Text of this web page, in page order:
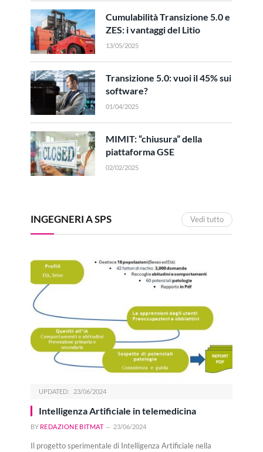
Cumulabilità Transizione 5.0 e
ZES: i vantaggi del Litio
13/05/2025
Transizione 5.0: vuoi il 45% sui
software?
01/04/2025
MIMIT: “chiusura” della
piattaforma GSE
02/02/2025
INGEGNERI A SPS Vedi tutto
UPDATED: 23/06/2024
Intelligenza Artificiale in telemedicina
BY REDAZIONE BITMAT 23/06/2024
Il progetto sperimentale di Intelligenza Artificiale nella